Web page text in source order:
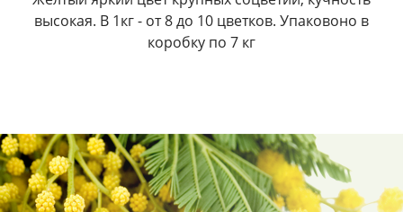
высокая. В 1кг - от 8 до 10 цветков. Упаковоно в
коробку по 7 кг